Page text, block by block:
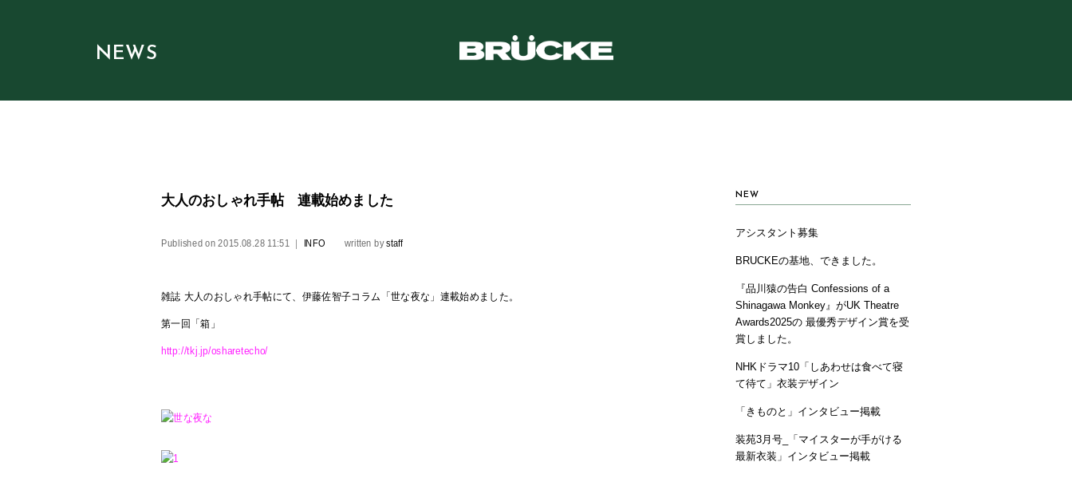
NEWS
大人のおしゃれ手帖 連載始めました
Published on2015.08.28 11:51 INFO written bystaff
雑誌 大人のおしゃれ手帖にて、伊藤佐智子コラム「世な夜な」連載始めました。
第一回「箱」
http://tkj.jp/osharetecho/
NEW
アシスタント募集
BRUCKEの基地、できました。
『品川猿の告白 Confessions of a
Shinagawa Monkey』がUK Theatre
Awards2025の 最優秀デザイン賞を受
賞しました。
NHKドラマ10「しあわせは食べて寝
て待て」衣装デザイン
「きものと」インタビュー掲載
装苑3月号_「マイスターが手がける
最新衣装」インタビュー掲載